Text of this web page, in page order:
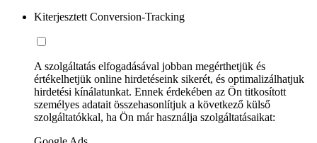
Kiterjesztett Conversion-Tracking
A szolgáltatás elfogadásával jobban megérthetjük és
értékelhetjük online hirdetéseink sikerét, és optimalizálhatjuk
hirdetési kínálatunkat. Ennek érdekében az Ön titkosított
személyes adatait összehasonlítjuk a következő külső
szolgáltatókkal, ha Ön már használja szolgáltatásaikat: